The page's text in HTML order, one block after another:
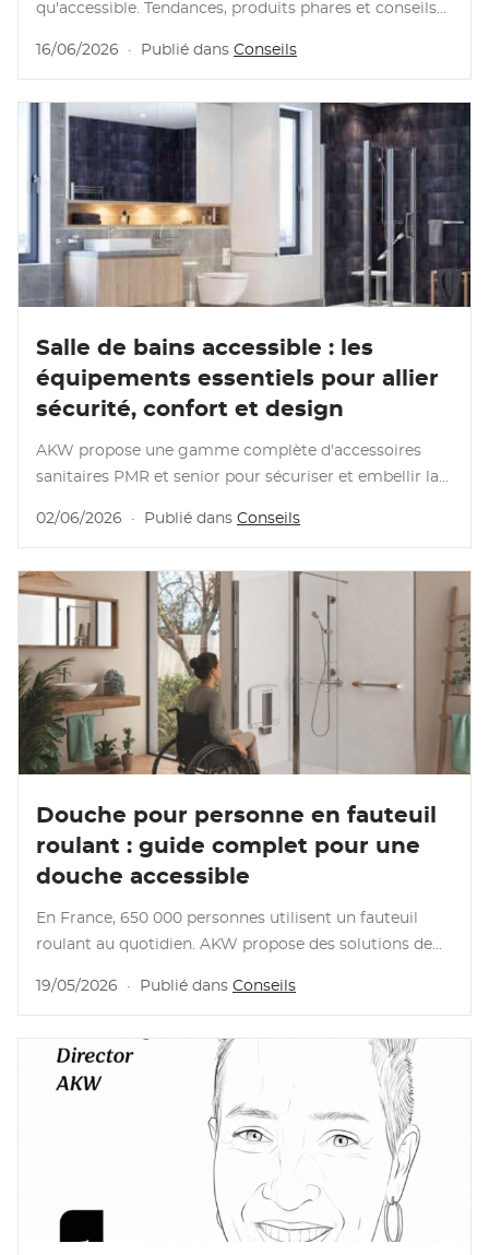
qu'accessible. Tendances, produits phares et conseils
qu'on imagine.
16/06/2026 · Publié dans Conseils
Salle de bains accessible : les
équipements essentiels pour allier
sécurité, confort et design
AKW propose une gamme complète d'accessoires
sanitaires PMR et senior pour sécuriser et embellir la
02/06/2026
· Publié dans Conseils
Douche pour personne en fauteuil
roulant : guide complet pour une
douche accessible
En France, 650 000 personnes utilisent un fauteuil
roulant au quotidien. AKW propose des solutions de
19/05/2026
· Publié dans Conseils